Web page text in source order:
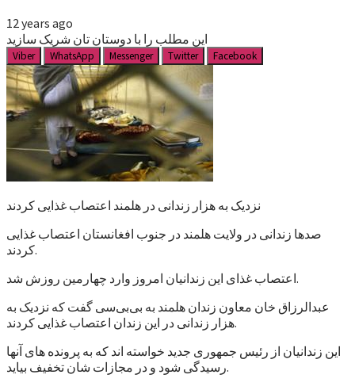
12 years ago
این مطلب را با دوستان تان شریک سازید
Viber WhatsApp Messenger Twitter Facebook
نزدیک به هزار زندانی در هلمند اعتصاب غذایی کردند
صدها زندانی در ولایت هلمند در جنوب افغانستان اعتصاب غذایی
کردند.
اعتصاب غذای این زندانیان امروز وارد چهارمین روزش شد.
عبدالرزاق خان معاون زندان هلمند به بی‌بی‌سی گفت که نزدیک به
هزار زندانی در این زندان اعتصاب غذایی کردند.
این زندانیان از رئیس جمهوری جدید خواسته اند که به پرونده های آنها
رسیدگی شود و در مجازات شان تخفیف بیاید.